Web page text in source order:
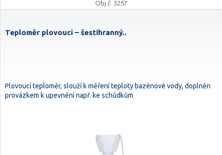
Obj.č. 3257
Teploměr plovoucí – šestihranný..
Plovoucí teploměr, slouží k měření teploty bazénové vody, doplněn
provázkem k upevnění např. ke schůdkům